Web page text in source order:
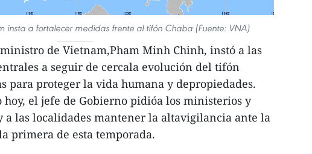
insta a fortalecer medidas frente al tifón Chaba (Fuente: VNA)
de Vietnam,Pham Minh Chinh, instó a las
a seguir de cercala evolución del tifón
para proteger la vida humana y depropiedades.
hoy, el jefe de Gobierno pidióa los ministerios y
a las localidades mantener la altavigilancia ante la
primera de esta temporada.